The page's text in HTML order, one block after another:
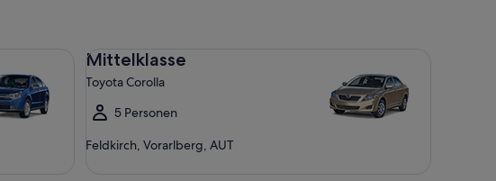
Mittelklasse
Toyota Corolla
5 Personen
Feldkirch, Vorarlberg, AUT